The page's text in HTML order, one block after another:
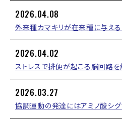
2026.04.08
外来種カマキリが在来種に与える
2026.04.02
ストレスで排便が起こる脳回路を
2026.03.27
協調運動の発達にはアミノ酸シグ